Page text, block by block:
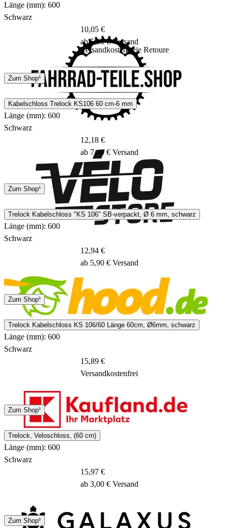
Länge (mm): 600
Schwarz
DHL
GLS
3 - 5 Tage
10,05 €
ab 5,90 € Versand
Versandkostenfreie Retoure
Zum Shop¹
Kabelschloss Trelock KS106 60 cm-6 mm
Länge (mm): 600
Schwarz
Hermes
12,18 €
ab 7,49 € Versand
Zum Shop¹
Trelock Kabelschloss "KS 106" SB-verpackt, Ø 6 mm, schwarz
Länge (mm): 600
Schwarz
1 - 4 Tage
12,94 €
ab 5,90 € Versand
Zum Shop¹
Trelock Kabelschloss KS 106/60 Länge 60cm, Ø6mm, schwarz
Länge (mm): 600
Schwarz
DHL
5 - 7 Tage
15,89 €
Versandkostenfrei
Zum Shop¹
Trelock, Veloschloss, (60 cm)
Länge (mm): 600
Schwarz
DHL
Sonstige
15,97 €
ab 3,00 € Versand
Zum Shop¹